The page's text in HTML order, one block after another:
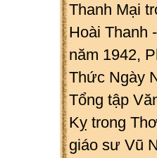
Thanh Mại
Hoài Thanh
năm 1942,
Thức Ngày
Tổng tập
Kỵ trong
giáo sư Vũ